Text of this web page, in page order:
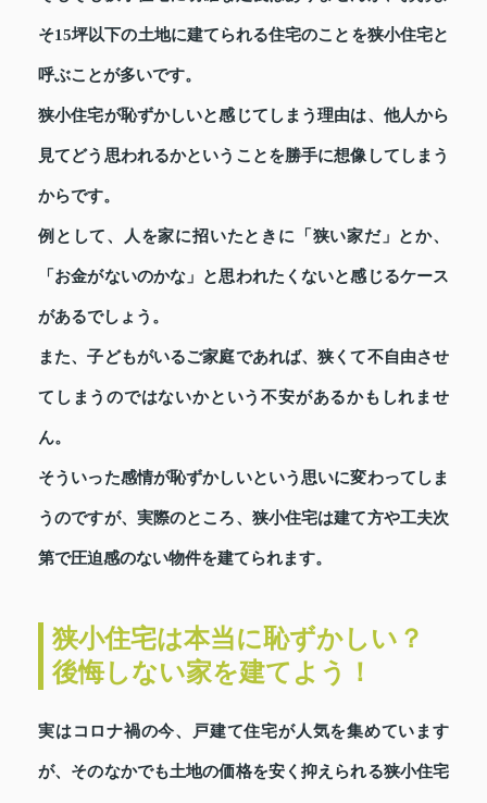
そ15坪以下の土地に建てられる住宅のことを狭小住宅と
呼ぶことが多いです。
狭小住宅が恥ずかしいと感じてしまう理由は、他人から
見てどう思われるかということを勝手に想像してしまう
からです。
例として、人を家に招いたときに「狭い家だ」とか、
「お金がないのかな」と思われたくないと感じるケース
があるでしょう。
また、子どもがいるご家庭であれば、狭くて不自由させ
てしまうのではないかという不安があるかもしれませ
ん。
そういった感情が恥ずかしいという思いに変わってしま
うのですが、実際のところ、狭小住宅は建て方や工夫次
第で圧迫感のない物件を建てられます。
狭小住宅は本当に恥ずかしい？
後悔しない家を建てよう！
実はコロナ禍の今、戸建て住宅が人気を集めています
が、そのなかでも土地の価格を安く抑えられる狭小住宅